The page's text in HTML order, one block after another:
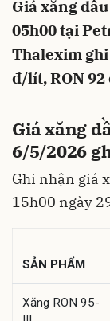
Giá xăng
05h00 tại
Thalexim ghi
đ/lít, RON
Giá xăng
6/5/2026
Ghi nhận giá
15h00 ngày
SẢN PHẨM
Xăng RON 95-